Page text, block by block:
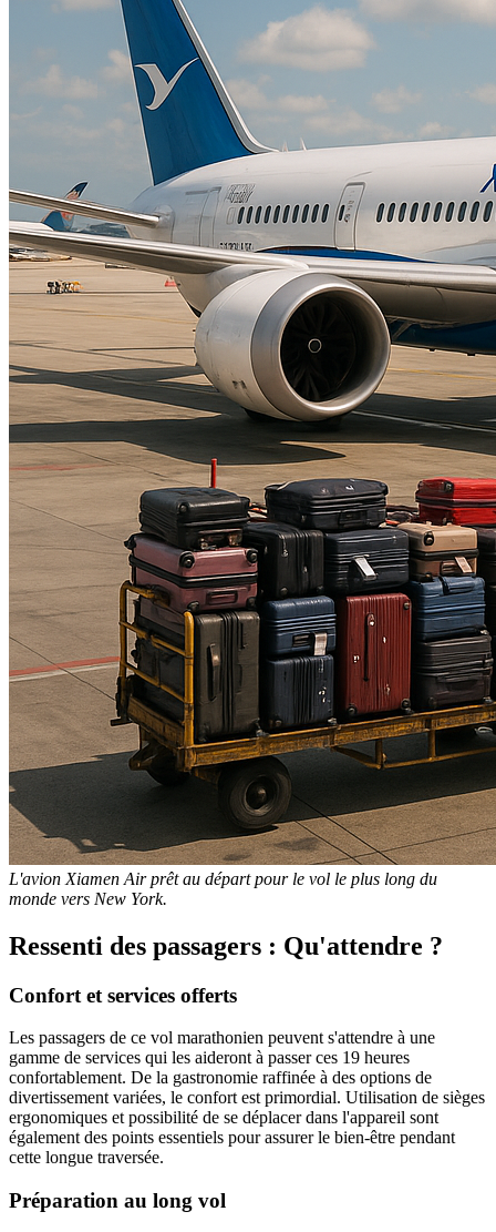
L'avion Xiamen Air prêt au départ pour le vol le plus long du
monde vers New York.
Ressenti des passagers : Qu'attendre ?
Confort et services offerts
Les passagers de ce vol marathonien peuvent s'attendre à une
gamme de services qui les aideront à passer ces 19 heures
confortablement. De la gastronomie raffinée à des options de
divertissement variées, le confort est primordial. Utilisation de sièges
ergonomiques et possibilité de se déplacer dans l'appareil sont
également des points essentiels pour assurer le bien-être pendant
cette longue traversée.
Préparation au long vol